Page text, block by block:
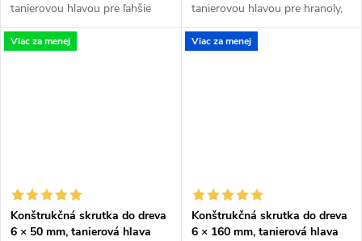
tanierovou hlavou pre ľahšie
konštrukčné spoje dosiek, lát a
menších hranolov. Závit má
tanierovou hlavou pre hranoly,
krokvy a dlhšie drevené spoje s
priznanou hlavou. Závit má
Viac za menej
Konštrukčná skrutka do dreva
6 × 50 mm, tanierová hlava
Viac za menej
Konštrukčná skrutka do dreva
6 × 160 mm, tanierová hlava